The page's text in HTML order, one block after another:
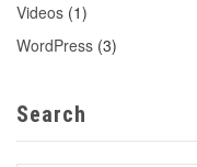
Videos (1)
WordPress (3)
Search